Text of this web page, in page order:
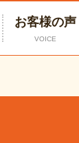
お客様の声
VOICE